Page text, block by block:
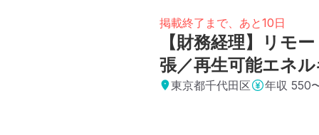
掲載終了まで、あと10日
【財務経理】リモ
張／再生可能エネ
東京都千代田区 年収 550